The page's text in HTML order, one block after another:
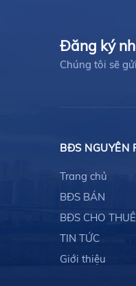
Đăng ký
Chúng tôi sẽ
BĐS NGUYÊN
Trang chủ
BĐS BÁN
BĐS CHO THUÊ
TIN TỨC
Giới thiệu